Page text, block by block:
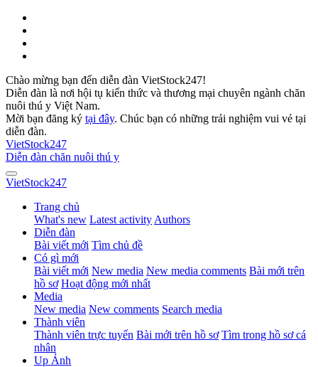
Chào mừng bạn đến diễn đàn VietStock247!
Diễn đàn là nơi hội tụ kiến thức và thương mại chuyên ngành chăn
nuôi thú y Việt Nam.
Mời bạn đăng ký tại đây. Chúc bạn có những trải nghiệm vui vẻ tại
diễn đàn.
VietStock247
Diễn đàn chăn nuôi thú y
VietStock247
Trang chủ
What's new Latest activity Authors
Diễn đàn
Bài viết mới Tìm chủ đề
Có gì mới
Bài viết mới New media New media comments Bài mới trên
hồ sơ Hoạt động mới nhất
Media
New media New comments Search media
Thành viên
Thành viên trực tuyến Bài mới trên hồ sơ Tìm trong hồ sơ cá
nhân
Up Ảnh